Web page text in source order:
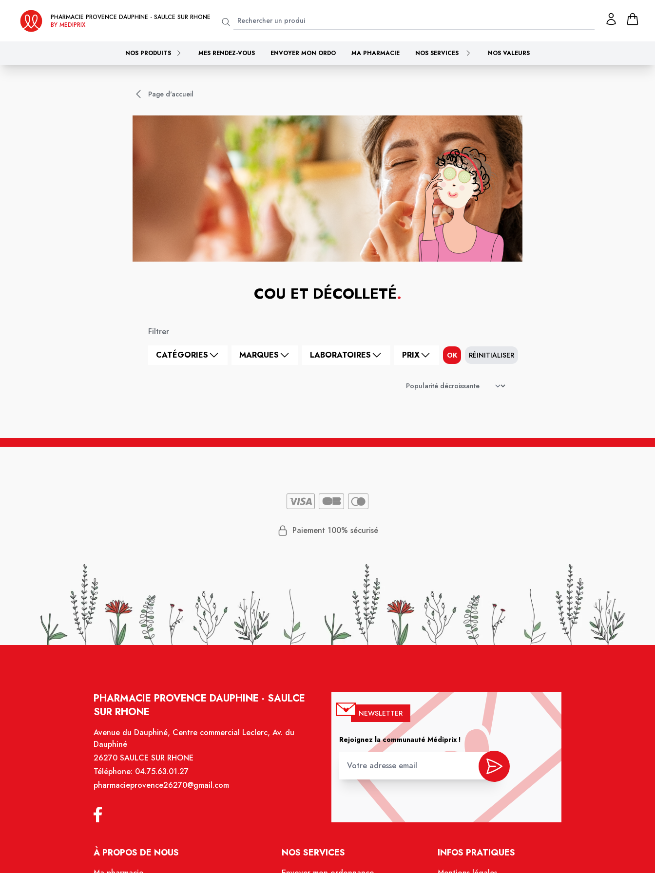
PHARMACIE PROVENCE DAUPHINE - SAULCE SUR RHONE
BY MEDIPRIX
NOS PRODUITS MES RENDEZ-VOUS ENVOYER MON ORDO MA PHARMACIE NOS SERVICES NOS VALEURS
Page d'accueil
COU ET DÉCOLLETÉ.
Filtrer
CATÉGORIES MARQUES LABORATOIRES PRIX OK RÉINITIALISER
Paiement 100% sécurisé
PHARMACIE PROVENCE DAUPHINE - SAULCE
SUR RHONE
Avenue du Dauphiné, Centre commercial Leclerc, Av. du
Dauphiné
26270 SAULCE SUR RHONE
Téléphone: 04.75.63.01.27
pharmacieprovence26270@gmail.com
NEWSLETTER
Rejoignez la communauté Médiprix !
À PROPOS DE NOUS NOS SERVICES INFOS PRATIQUES